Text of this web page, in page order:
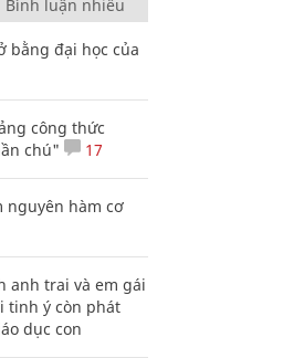
Bình luận nhiều
bằng đại học của
công thức
chú"
17
nguyên hàm cơ
anh trai và em gái
tinh ý còn phát
dục con